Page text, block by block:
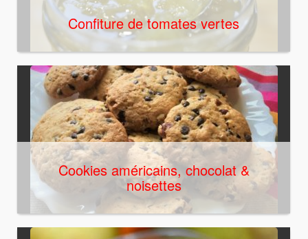
Confiture de tomates vertes
Cookies américains, chocolat &
noisettes